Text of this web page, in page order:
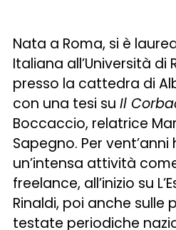
Nata a Roma, si è
Italiana all’Università di
presso la cattedra di
con una tesi suIl
Boccaccio, relatrice
Sapegno. Per
un’intensa attività
freelance, all’inizio su
Rinaldi, poi anche sulle
testate periodiche